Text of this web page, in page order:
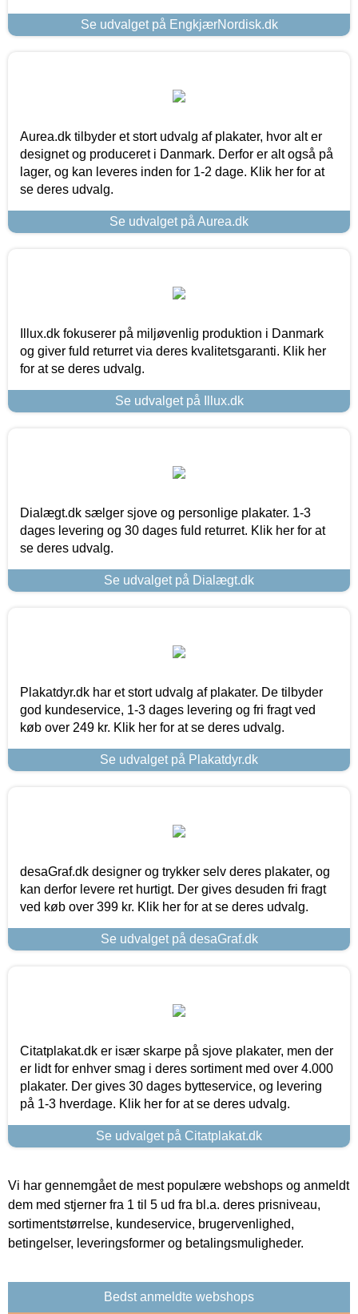
Se udvalget på EngkjærNordisk.dk
Aurea.dk tilbyder et stort udvalg af plakater, hvor alt er
designet og produceret i Danmark. Derfor er alt også på
lager, og kan leveres inden for 1-2 dage. Klik her for at
se deres udvalg.
Se udvalget på Aurea.dk
Illux.dk fokuserer på miljøvenlig produktion i Danmark
og giver fuld returret via deres kvalitetsgaranti. Klik her
for at se deres udvalg.
Se udvalget på Illux.dk
Dialægt.dk sælger sjove og personlige plakater. 1-3
dages levering og 30 dages fuld returret. Klik her for at
se deres udvalg.
Se udvalget på Dialægt.dk
Plakatdyr.dk har et stort udvalg af plakater. De tilbyder
god kundeservice, 1-3 dages levering og fri fragt ved
køb over 249 kr. Klik her for at se deres udvalg.
Se udvalget på Plakatdyr.dk
desaGraf.dk designer og trykker selv deres plakater, og
kan derfor levere ret hurtigt. Der gives desuden fri fragt
ved køb over 399 kr. Klik her for at se deres udvalg.
Se udvalget på desaGraf.dk
Citatplakat.dk er især skarpe på sjove plakater, men der
er lidt for enhver smag i deres sortiment med over 4.000
plakater. Der gives 30 dages bytteservice, og levering
på 1-3 hverdage. Klik her for at se deres udvalg.
Se udvalget på Citatplakat.dk
Vi har gennemgået de mest populære webshops og anmeldt
dem med stjerner fra 1 til 5 ud fra bl.a. deres prisniveau,
sortimentstørrelse, kundeservice, brugervenlighed,
betingelser, leveringsformer og betalingsmuligheder.
Bedst anmeldte webshops